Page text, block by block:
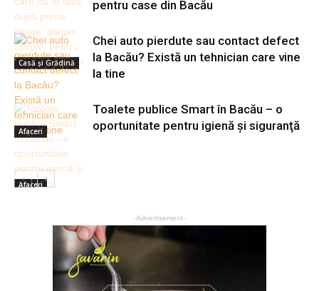
Casă şi Grădină
pentru case din Bacău
Afaceri
Chei auto pierdute sau contact defect
la Bacău? Există un tehnician care vine
la tine
Afaceri
Toalete publice Smart în Bacău – o
oportunitate pentru igienă şi siguranţă
- Advertisement -